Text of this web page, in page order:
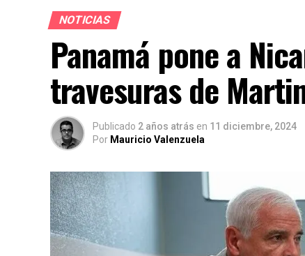
NOTICIAS
Panamá pone a
travesuras de
Publicado 2 años atrás en 11 diciembre, 2024
Por Mauricio Valenzuela